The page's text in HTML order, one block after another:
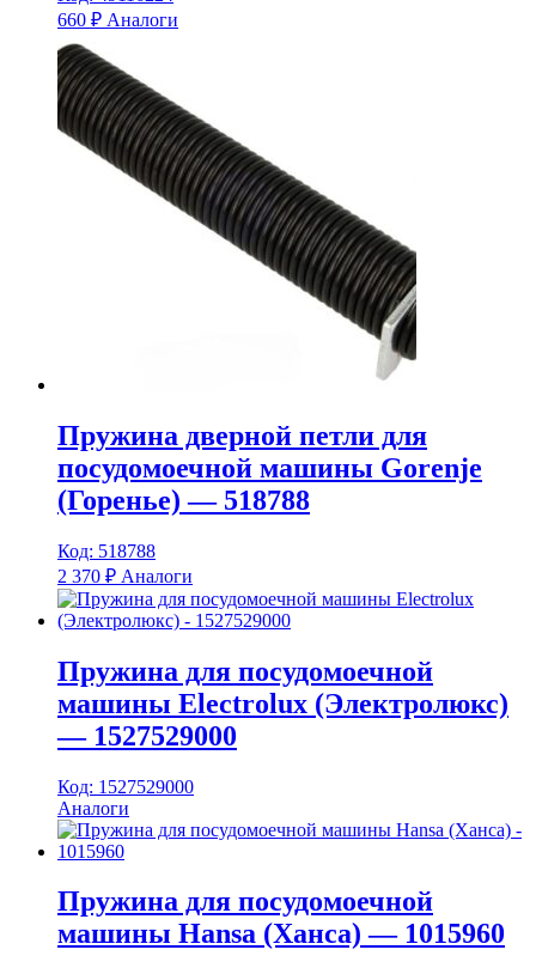
660 ₽ Аналоги
Пружина дверной петли для
посудомоечной машины Gorenje
(Горенье) — 518788
Код: 518788
2 370 ₽ Аналоги
Пружина для посудомоечной
машины Electrolux (Электролюкс)
— 1527529000
Код: 1527529000
Аналоги
Пружина для посудомоечной
машины Hansa (Ханса) — 1015960